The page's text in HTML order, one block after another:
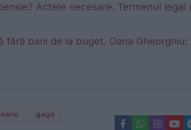
Actele necesare. Termenul legal
fără bani de la buget. Oana Gheorghiu:
gaga